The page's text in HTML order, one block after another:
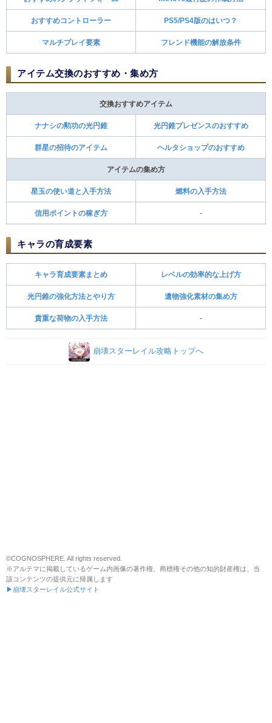
おすすめコントローラー PS5/PS4版のはいつ？
マルチプレイ要素 フレンド機能の解放条件
アイテム交換のおすすめ・集め方
交換おすすめアイテム
ナナシの勲功の光円錐 光円錐プレゼンスのおすすめ
群星の招待のアイテム ヘルタショップのおすすめ
アイテムの集め方
星玉の使い道と入手方法 燃料の入手方法
信用ポイントの稼ぎ方 -
キャラの育成要素
キャラ育成要素まとめ レベルの効率的な上げ方
光円錐の強化方法とやり方 遺物強化素材の集め方
貴重な荷物の入手方法 -
崩壊スターレイル攻略トップへ
©COGNOSPHERE. All rights reserved.
※アルテマに掲載しているゲーム内画像の著作権、商標権その他の知的財産権は、当
該コンテンツの提供元に帰属します
▶崩壊スターレイル公式サイト